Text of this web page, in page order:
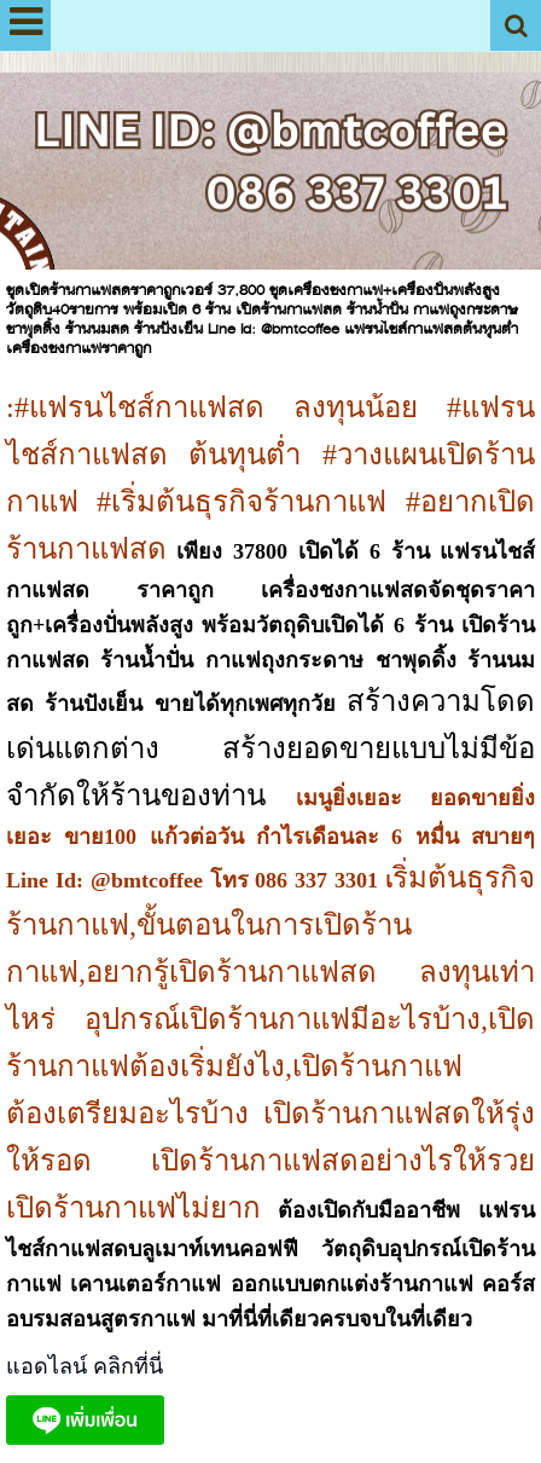
ชุดเปิดร้านกาแฟสดราคาถูกเวอร์ 37,800 ชุดเครื่องชงกาแฟ+เครื่องปั่นพลังสูง
วัตถุดิบ40รายการ พร้อมเปิด 6 ร้าน เปิดร้านกาแฟสด ร้านน้ำปั่น กาแฟถุงกระดาษ
ชาพุดดิ้ง ร้านนมสด ร้านปังเย็น Line Id: @bmtcoffee แฟรนไชส์กาแฟสดต้นทุนต่ำ
เครื่องชงกาแฟราคาถูก
:#แฟรนไชส์กาแฟสด ลงทุนน้อย #แฟรน
ไชส์กาแฟสด ต้นทุนต่ำ #วางแผนเปิดร้าน
กาแฟ #เริ่มต้นธุรกิจร้านกาแฟ #อยากเปิด
ร้านกาแฟสด เพียง 37800 เปิดได้ 6 ร้าน แฟรนไชส์
กาแฟสด ราคาถูก เครื่องชงกาแฟสดจัดชุดราคา
ถูก+เครื่องปั่นพลังสูง พร้อมวัตถุดิบเปิดได้ 6 ร้าน เปิดร้าน
กาแฟสด ร้านน้ำปั่น กาแฟถุงกระดาษ ชาพุดดิ้ง ร้านนม
สด ร้านปังเย็น ขายได้ทุกเพศทุกวัย สร้างความโดด
เด่นแตกต่าง สร้างยอดขายแบบไม่มีข้อ
จำกัดให้ร้านของท่าน
เมนูยิ่งเยอะ ยอดขายยิ่ง
เยอะ ขาย100 แก้วต่อวัน กำไรเดือนละ 6 หมื่น สบายๆ
Line Id: @bmtcoffee โทร 086 337 3301 เริ่มต้นธุรกิจ
ร้านกาแฟ,ขั้นตอนในการเปิดร้าน
กาแฟ,อยากรู้เปิดร้านกาแฟสด ลงทุนเท่า
ไหร่ อุปกรณ์เปิดร้านกาแฟมีอะไรบ้าง,เปิด
ร้านกาแฟต้องเริ่มยังไง,เปิดร้านกาแฟ
ต้องเตรียมอะไรบ้าง เปิดร้านกาแฟสดให้รุ่ง
ให้รอด เปิดร้านกาแฟสดอย่างไรให้รวย
เปิดร้านกาแฟไม่ยาก ต้องเปิดกับมืออาชีพ
แฟรน
ไชส์กาแฟสดบลูเมาท์เทนคอฟฟี วัตถุดิบอุปกรณ์เปิดร้าน
กาแฟ เคานเตอร์กาแฟ ออกแบบตกแต่งร้านกาแฟ คอร์ส
อบรมสอนสูตรกาแฟ มาที่นี่ที่เดียวครบจบในที่เดียว
แอดไลน์ คลิกที่นี่